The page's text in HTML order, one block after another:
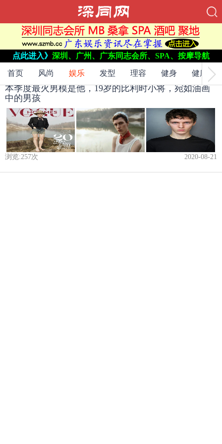
点此进入》 深圳、广州、广东同志会所、SPA、按摩导航
首页 风尚 娱乐 发型 理容 健身 健康
当前位置： 网站首页 ->
本季度最火男模是他，19岁的比利时小将，宛如油画
中的男孩
浏览:257次 2020-08-21